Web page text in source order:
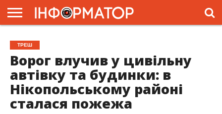
ГОЛОВНА
ЖИТТЯ
ВЛАДА
ГРОШІ
ТРЕШ
ПРЕС-
РЕЛІЗИ
РЕКЛАМА
ПРОЕКТИ
ТРЕШ
Ворог влучив у цивільну
автівку та будинки: в
Нікопольському районі
сталася пожежа